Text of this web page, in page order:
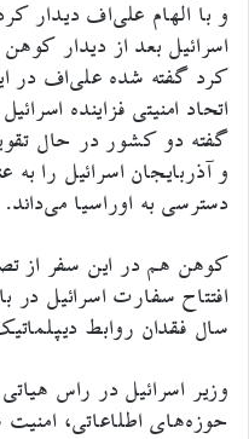
و با الهام علی‌اف دیدار
اسرائیل بعد از دیدار
کرد گفته شده علی‌اف در
اتحاد امنیتی فزاینده
گفته دو کشور در حال
و آذربایجان اسرائیل را
دسترسی به اوراسیا می‌داند.
کوهن هم در این سفر از
افتتاح سفارت اسرائیل در
سال فقدان روابط
حوزه‌های اطلاعاتی،